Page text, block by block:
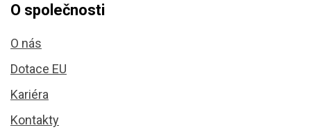
O společnosti
O nás
Dotace EU
Kariéra
Kontakty